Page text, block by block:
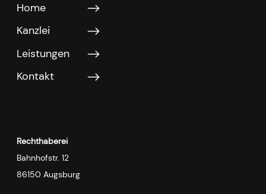
Home
Kanzlei
Leistungen
Kontakt
Rechthaberei
Bahnhofstr. 12
86150 Augsburg